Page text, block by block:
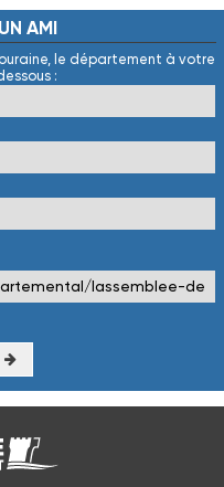
UN AMI
le département à votre
: